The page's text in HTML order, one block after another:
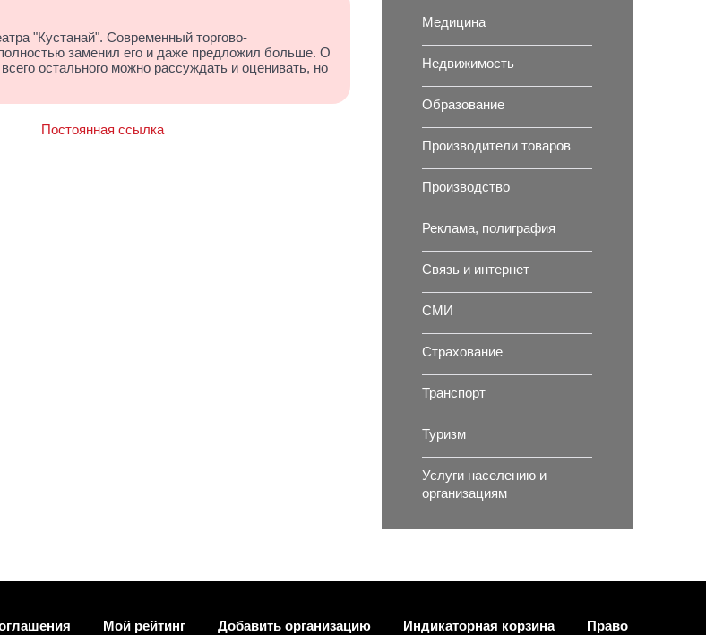
"Кустанай". Современный торгово-
заменил его и даже предложил больше. О
остального можно рассуждать и оценивать, но
Постоянная ссылка
Медицина
Недвижимость
Образование
Производители товаров
Производство
Реклама, полиграфия
Связь и интернет
СМИ
Страхование
Транспорт
Туризм
Услуги населению и
организациям
Мой рейтинг Добавить организацию Индикаторная корзина Право